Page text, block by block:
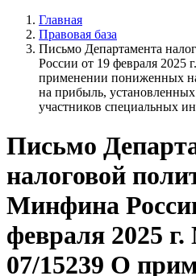
Главная
Правовая база
Письмо Департамента
России от 19 февраля 2025
применении пониженных
на прибыль,
участников специальных
Письмо
налоговой
Минфина
февраля 2025 г.
07/15239 О